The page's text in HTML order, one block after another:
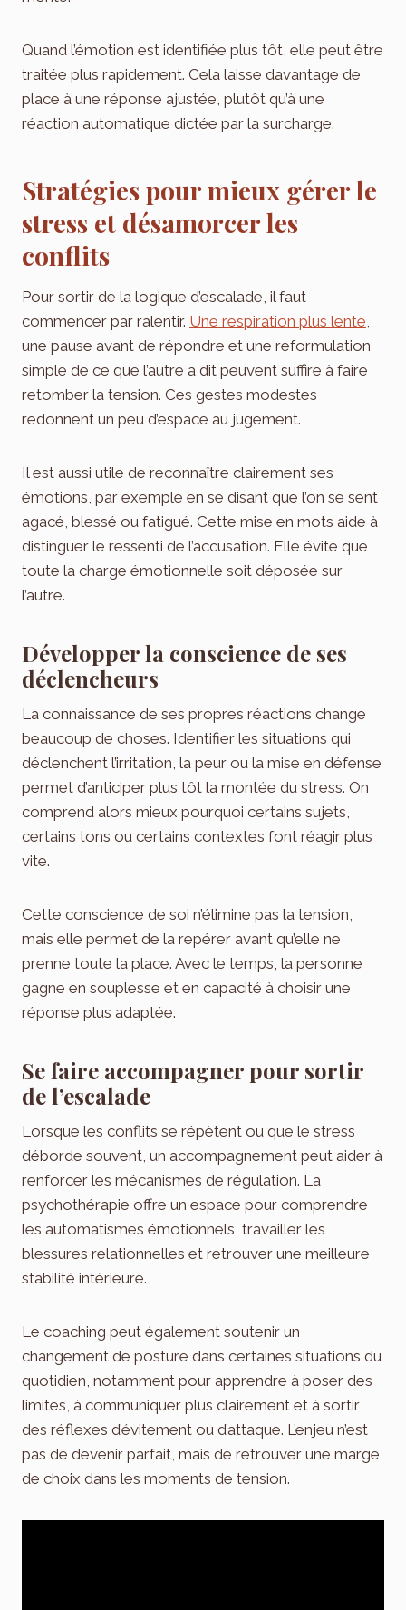
Quand l’émotion est identifiée plus tôt, elle peut être
traitée plus rapidement. Cela laisse davantage de
place à une réponse ajustée, plutôt qu’à une
réaction automatique dictée par la surcharge.
Stratégies pour mieux gérer le
stress et désamorcer les
conflits
Pour sortir de la logique d’escalade, il faut
commencer par ralentir. Une respiration plus lente
une pause avant de répondre et une reformulation
simple de ce que l’autre a dit peuvent suffire à faire
retomber la tension. Ces gestes modestes
redonnent un peu d’espace au jugement.
Il est aussi utile de reconnaître clairement ses
émotions, par exemple en se disant que l’on se sent
agacé, blessé ou fatigué. Cette mise en mots aide à
distinguer le ressenti de l’accusation. Elle évite que
toute la charge émotionnelle soit déposée sur
l’autre.
Développer la conscience de ses
déclencheurs
La connaissance de ses propres réactions change
beaucoup de choses. Identifier les situations qui
déclenchent l’irritation, la peur ou la mise en défense
permet d’anticiper plus tôt la montée du stress. On
comprend alors mieux pourquoi certains sujets,
certains tons ou certains contextes font réagir plus
vite.
Cette conscience de soi n’élimine pas la tension,
mais elle permet de la repérer avant qu’elle ne
prenne toute la place. Avec le temps, la personne
gagne en souplesse et en capacité à choisir une
réponse plus adaptée.
Se faire accompagner pour sortir
de l’escalade
Lorsque les conflits se répètent ou que le stress
déborde souvent, un accompagnement peut aider à
renforcer les mécanismes de régulation. La
psychothérapie offre un espace pour comprendre
les automatismes émotionnels, travailler les
blessures relationnelles et retrouver une meilleure
stabilité intérieure.
Le coaching peut également soutenir un
changement de posture dans certaines situations du
quotidien, notamment pour apprendre à poser des
limites, à communiquer plus clairement et à sortir
des réflexes d’évitement ou d’attaque. L’enjeu n’est
pas de devenir parfait, mais de retrouver une marge
de choix dans les moments de tension.